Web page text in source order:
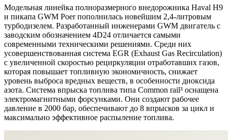
Модельная линейка полноразмерного внедорожника Haval H9
и пикапа GWM Poer пополнилась новейшим 2,4-литровым
турбодизелем. Разработанный инженерами GWM двигатель с
заводским обозначением 4D24 отличается самыми
современными техническими решениями. Среди них
усовершенствованная система EGR (Exhaust Gas Recirculation)
с увеличенной скоростью рециркуляции отработавших газов,
которая повышает топливную экономичность, снижает
уровень выброса вредных веществ, в особенности диоксида
азота. Система впрыска топлива типа Common rail³ оснащена
электромагнитными форсунками. Они создают рабочее
давление в 2000 бар, обеспечивают до 8 впрысков за цикл и
максимально эффективное распыление топлива.